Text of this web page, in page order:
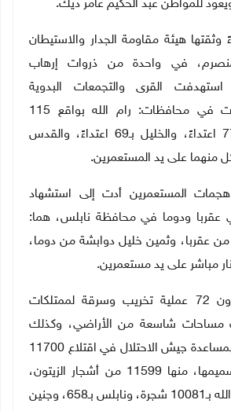
431 اعتداءً وثقتها هيئة مقاومة الجدار والاستيطان
في واحدة من ذروات إرهاب
استهدفت القرى والتجمعات البدوية
الفلسطينية، وتركزت في محافظات: رام الله بواقع 115
اعتداءً، ونابلس بـ77 اعتداءً، والخليل بـ69 اعتداءً، والقدس
المستعمرين أدت إلى استشهاد
عقربا ودوما في محافظة نابلس، هما:
عقربا، وثمين خليل دوابشة من دوما،
مباشر على يد مستعمرين.
كما نفذ المستعمرون 72 عملية تخريب وسرقة لممتلكات
مساحات شاسعة من الأراضي، وكذلك
تسببت اعتداءاتهم بمساعدة جيش الاحتلال في اقتلاع 11700
شجرة وتخريبها وتسميمها، منها 11599 من أشجار الزيتون،
في محافظات: رام الله بـ10081 شجرة، ونابلس بـ658، وجنين